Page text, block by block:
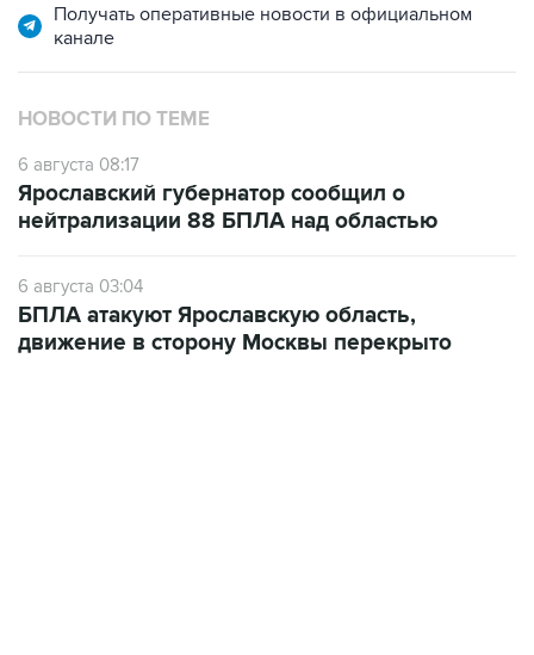
Получать оперативные новости в официальном
канале
НОВОСТИ ПО ТЕМЕ
6 августа 08:17
Ярославский губернатор сообщил о
нейтрализации 88 БПЛА над областью
6 августа 03:04
БПЛА атакуют Ярославскую область,
движение в сторону Москвы перекрыто